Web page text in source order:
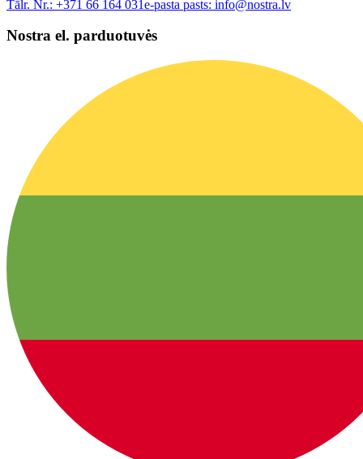
Tālr. Nr.: +371 66 164 031 e-pasta pasts: info@nostra.lv
Nostra el. parduotuvės